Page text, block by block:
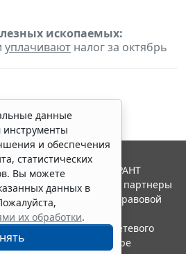
ископаемых:
уплачивают налог за октябрь
данные
инструменты
и обеспечения
статистических
Вы можете
данных в
их обработки.
2026. Система ГАРАНТ
Компания "Гарант" и ее партнеры
ассоциации правовой
в качестве сетевого
по надзору в сфере